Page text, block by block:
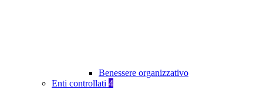
Benessere organizzativo
Enti controllati 4